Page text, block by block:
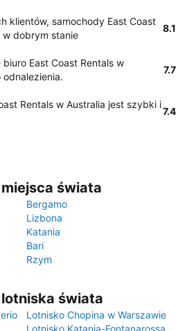
klientów, samochody East Coast
w dobrym stanie
8.1
East Coast Rentals w
odnalezienia.
7.7
Rentals w Australia jest szybki i
7.4
świata
Bergamo
Lizbona
Katania
Bari
Rzym
świata
Lotnisko Chopina w Warszawie
Lotnisko Katania-Fontanarossa